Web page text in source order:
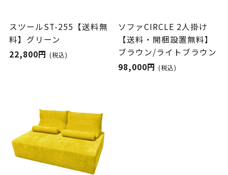
スツールST-255【送料無
料】グリーン
22,800円 (税込)
ソファCIRCLE 2人掛け
【送料・開梱設置無料】
ブラウン/ライトブラウン
98,000円(税込)